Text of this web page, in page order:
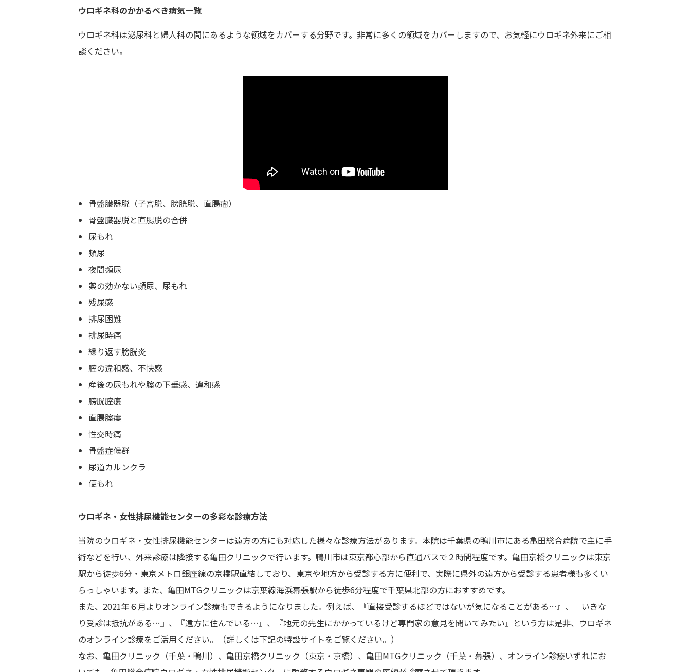
ウロギネ科のかかるべき病気一覧
ウロギネ科は泌尿科と婦人科の間にあるような領域をカバーする分野です。非常に多くの領域をカバーしますので、お気軽にウロギネ外来にご相
談ください。
骨盤臓器脱（子宮脱、膀胱脱、直腸瘤）
骨盤臓器脱と直腸脱の合併
尿もれ
頻尿
夜間頻尿
薬の効かない頻尿、尿もれ
残尿感
排尿困難
排尿時痛
繰り返す膀胱炎
腟の違和感、不快感
産後の尿もれや腟の下垂感、違和感
膀胱腟瘻
直腸腟瘻
性交時痛
骨盤症候群
尿道カルンクラ
便もれ
ウロギネ・女性排尿機能センターの多彩な診療方法
当院のウロギネ・女性排尿機能センターは遠方の方にも対応した様々な診療方法があります。本院は千葉県の鴨川市にある亀田総合病院で主に手
術などを行い、外来診療は隣接する亀田クリニックで行います。鴨川市は東京都心部から直通バスで２時間程度です。亀田京橋クリニックは東京
駅から徒歩6分・東京メトロ銀座線の京橋駅直結しており、東京や地方から受診する方に便利で、実際に県外の遠方から受診する患者様も多くい
らっしゃいます。また、亀田MTGクリニックは京葉線海浜幕張駅から徒歩6分程度で千葉県北部の方におすすめです。
また、2021年６月よりオンライン診療もできるようになりました。例えば、『直接受診するほどではないが気になることがある…』、『いきな
り受診は抵抗がある…』、『遠方に住んでいる…』、『地元の先生にかかっているけど専門家の意見を聞いてみたい』という方は是非、ウロギネ
のオンライン診療をご活用ください。（詳しくは下記の特設サイトをご覧ください。）
なお、亀田クリニック（千葉・鴨川）、亀田京橋クリニック（東京・京橋）、亀田MTGクリニック（千葉・幕張）、オンライン診療いずれにお